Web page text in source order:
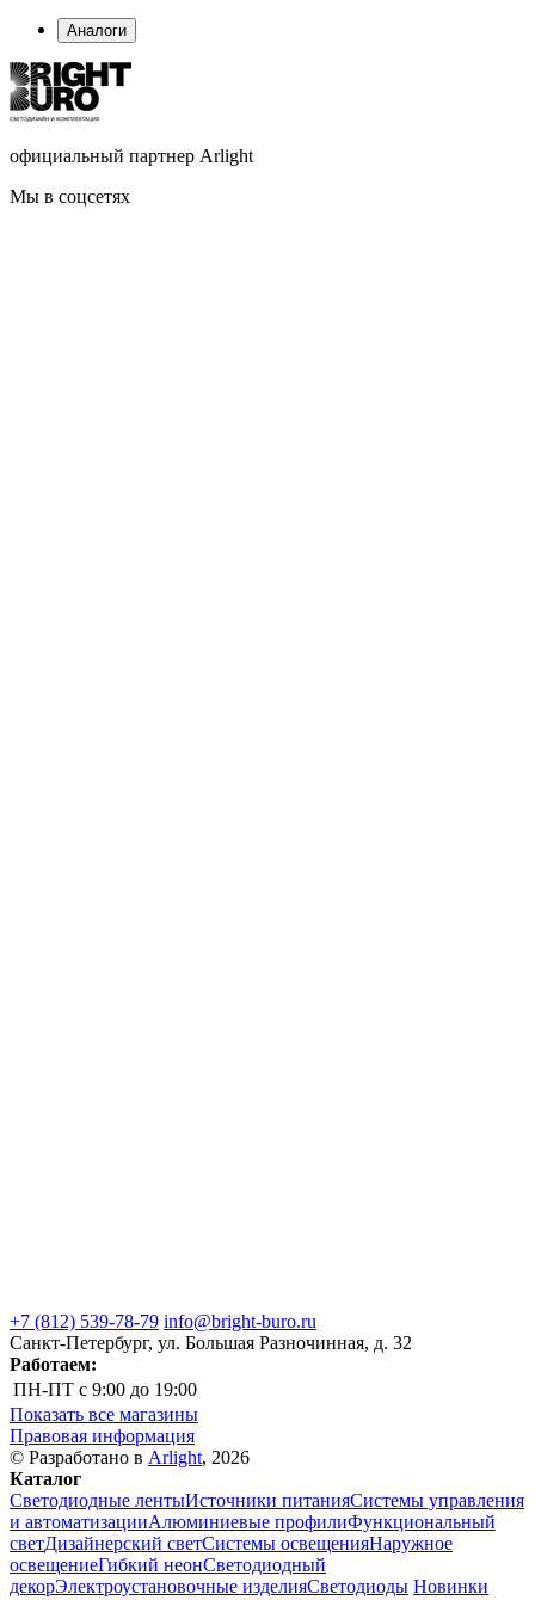
Аналоги
официальный партнер Arlight
Мы в соцсетях
+7 (812) 539-78-79 info@bright-buro.ru
Санкт-Петербург, ул. Большая Разночинная, д. 32
Работаем:
ПН-ПТ с 9:00 до 19:00
Показать все магазины
Правовая информация
© Разработано в Arlight, 2026
Каталог
Светодиодные лентыИсточники питанияСистемы управления
и автоматизацииАлюминиевые профилиФункциональный
светДизайнерский светСистемы освещенияНаружное
освещениеГибкий неонСветодиодный
декорЭлектроустановочные изделияСветодиоды Новинки